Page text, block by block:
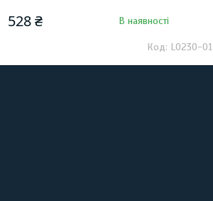
528 ₴ В наявності
L0230-01